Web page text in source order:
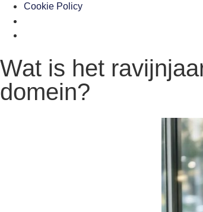
Cookie Policy
Wat is het
domein?